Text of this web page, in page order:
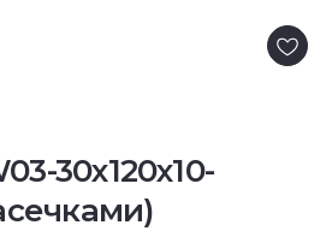
30x120x10-